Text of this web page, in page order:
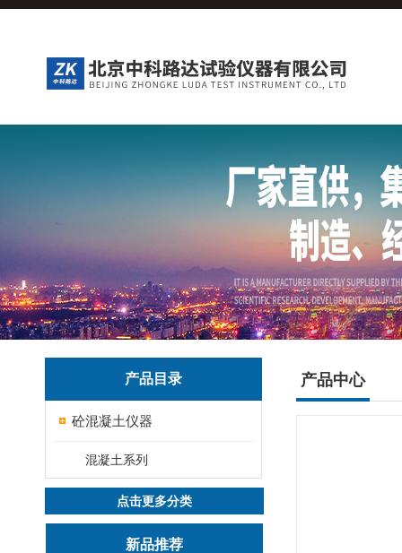
产品目录
砼混凝土仪器
混凝土系列
点击更多分类
新品推荐
产品中心